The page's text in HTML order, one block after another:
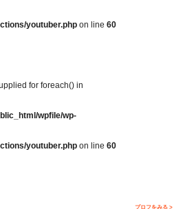
youtuber.php on line 60
for foreach() in
wpfile/wp-
youtuber.php on line 60
プロフをみる >